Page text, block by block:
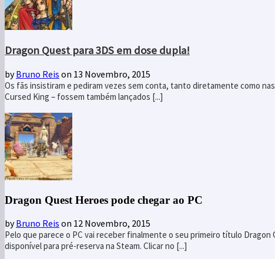
Dragon Quest para 3DS em dose dupla!
byBruno Reis on 13 Novembro, 2015
Os fãs insistiram e pediram vezes sem conta, tanto diretamente como
Cursed King – fossem também lançados [...]
Dragon Quest Heroes pode chegar ao PC
byBruno Reis on 12 Novembro, 2015
Pelo que parece o PC vai receber finalmente o seu primeiro título
disponível para pré-reserva na Steam. Clicar no [...]